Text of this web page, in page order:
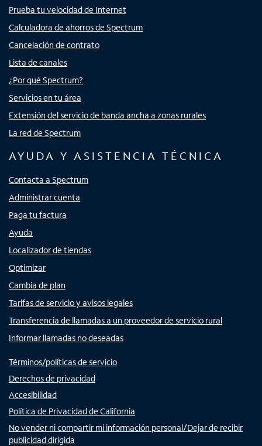
Prueba tu velocidad de Internet
Calculadora de ahorros de Spectrum
Cancelación de contrato
Lista de canales
¿Por qué Spectrum?
Servicios en tu área
Extensión del servicio de banda ancha a zonas rurales
La red de Spectrum
AYUDA Y ASISTENCIA TÉCNICA
Contacta a Spectrum
Administrar cuenta
Paga tu factura
Ayuda
Localizador de tiendas
Optimizar
Cambia de plan
Tarifas de servicio y avisos legales
Transferencia de llamadas a un proveedor de servicio rural
Informar llamadas no deseadas
Términos/políticas de servicio
Derechos de privacidad
Accesibilidad
Política de Privacidad de California
No vender ni compartir mi información personal/Dejar de recibir
publicidad dirigida